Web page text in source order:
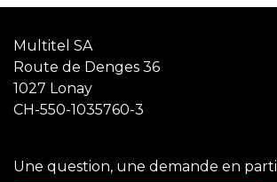
Multitel SA
Route de Denges 36
1027 Lonay
CH-550-1035760-3
Une question, une demande en